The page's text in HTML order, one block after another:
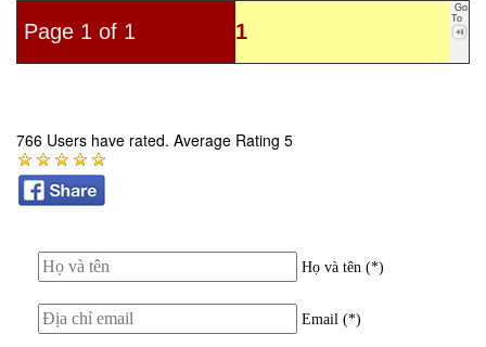
Page 1 of 1 1
Go
To
766 Users have rated. Average Rating 5
Họ và tên (*)
Email (*)